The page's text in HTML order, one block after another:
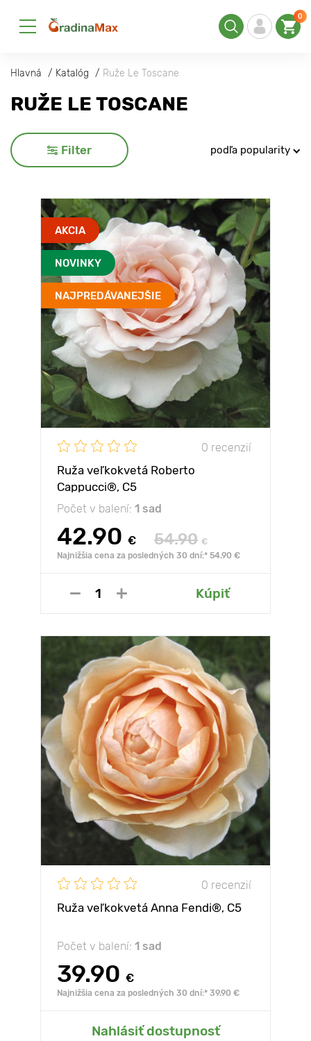
0
Hlavná Katalóg Ruže Le Toscane
RUŽE LE TOSCANE
Filter podľa popularity
AKCIA
NOVINKY
NAJPREDÁVANEJŠIE
0 recenzií
Ruža veľkokvetá Roberto
Cappucci®, C5
Počet v balení: 1 sad
42.90 € 54.90 €
Najnižšia cena za posledných 30 dní:* 54.90 €
Kúpiť
0 recenzií
Ruža veľkokvetá Anna Fendi®, C5
Počet v balení: 1 sad
39.90 €
Najnižšia cena za posledných 30 dní:* 39.90 €
Nahlásiť dostupnosť